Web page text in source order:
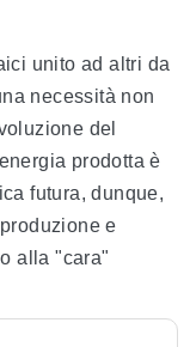
unito ad altri da
necessità non
del
prodotta è
futura, dunque,
e
alla "cara"